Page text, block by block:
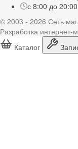
с 8:00 до 20:00
© 2003 - 2026 Сеть
Разработка
Каталог